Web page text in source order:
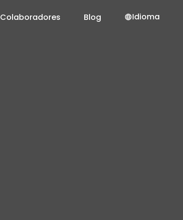
Colaboradores Blog Idioma